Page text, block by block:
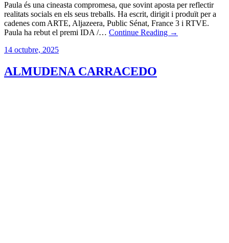
Paula és una cineasta compromesa, que sovint aposta per reflectir
realitats socials en els seus treballs. Ha escrit, dirigit i produït per a
cadenes com ARTE, Aljazeera, Public Sénat, France 3 i RTVE.
Paula ha rebut el premi IDA /… Continue Reading →
14 octubre, 2025
ALMUDENA CARRACEDO